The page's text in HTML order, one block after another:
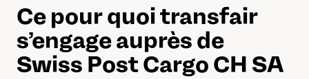
Ce pour quoi transfair
s’engage auprès de
Swiss Post Cargo CH SA